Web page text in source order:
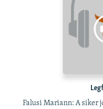
Falusi Mariann: A siker